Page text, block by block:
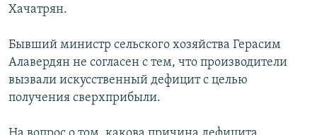
Хачатрян.
Бывший министр сельского хозяйства Герасим
Алавердян не согласен с тем, что производители
вызвали искусственный дефицит с целью
получения сверхприбыли.